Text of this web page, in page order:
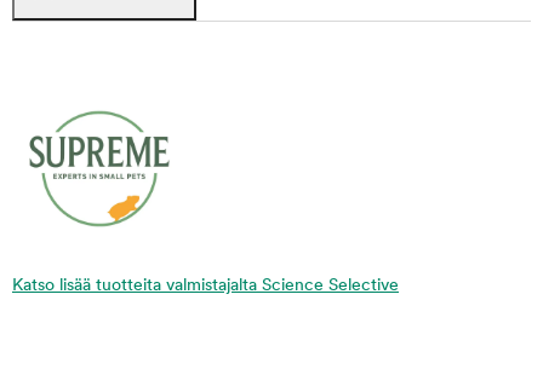
Katso lisää tuotteita valmistajalta Science Selective